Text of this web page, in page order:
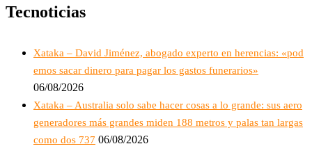
Tecnoticias
Xataka – David Jiménez, abogado experto en herencias: «pod
emos sacar dinero para pagar los gastos funerarios»
06/08/2026
Xataka – Australia solo sabe hacer cosas a lo grande: sus aero
generadores más grandes miden 188 metros y palas tan largas
como dos 737 06/08/2026